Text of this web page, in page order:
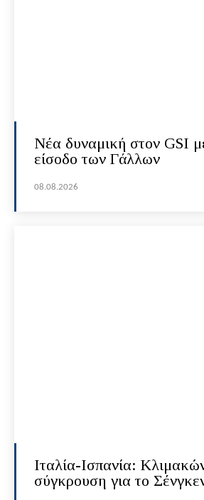
Νέα δυναμική στον GSI
είσοδο των Γάλλων
08.08.2026
Ιταλία-Ισπανία:
σύγκρουση για το